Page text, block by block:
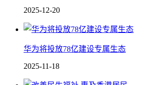
2025-12-20
华为将投放78亿建设专属生态
2025-11-18